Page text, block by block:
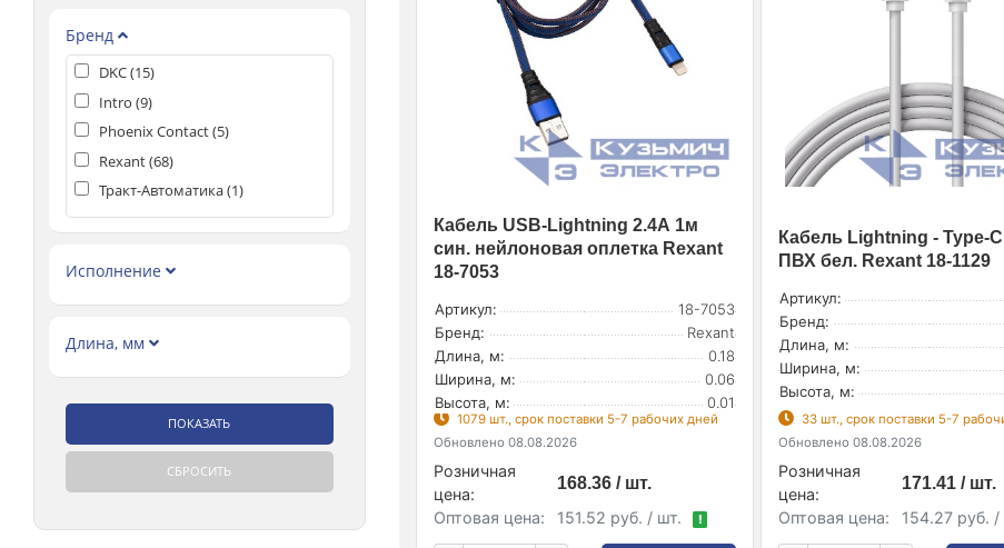
Кабель USB-Lightning 2.4А 1м
син. нейлоновая оплетка Rexant
18-7053
Артикул:
18-7053
Бренд:
Rexant
Длина, м:
0.18
Ширина, м:
0.06
Высота, м:
0.01
1079 шт., срок поставки 5-7 рабочих дней
Обновлено 08.08.2026
Розничная
цена:
168.36 / шт.
Оптовая цена:
151.52 руб. / шт. !
Кабель Lightning - Type-
ПВХ бел. Rexant 18-1129
Артикул:
Бренд:
Длина, м:
Ширина, м:
Высота, м:
33 шт., срок поставки 5-7
Обновлено 08.08.2026
Розничная
цена:
171.41 / шт.
Оптовая цена:
154.27 руб. /
Бренд
DKC (15)
Intro (9)
Phoenix Contact (5)
Rexant (68)
Тракт-Автоматика (1)
Исполнение
Длина, мм